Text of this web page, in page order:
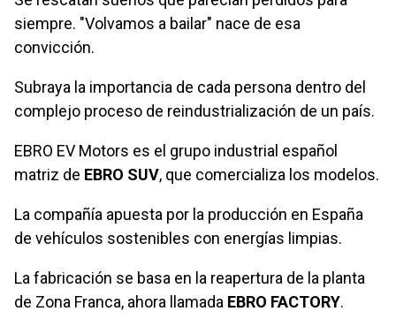
siempre. "Volvamos a bailar" nace de esa
convicción.
Subraya la importancia de cada persona dentro del
complejo proceso de reindustrialización de un país.
EBRO EV Motors es el grupo industrial español
matriz de EBRO SUV, que comercializa los modelos.
La compañía apuesta por la producción en España
de vehículos sostenibles con energías limpias.
La fabricación se basa en la reapertura de la planta
de Zona Franca, ahora llamada EBRO FACTORY.